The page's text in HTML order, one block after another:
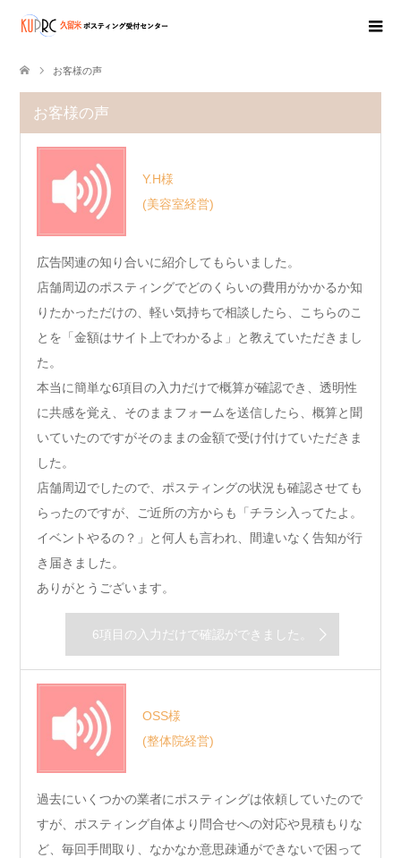
お客様の声
お客様の声
Y.H様
(美容室経営)
広告関連の知り合いに紹介してもらいました。
店舗周辺のポスティングでどのくらいの費用がかかるか知
りたかっただけの、軽い気持ちで相談したら、こちらのこ
とを「金額はサイト上でわかるよ」と教えていただきまし
た。
本当に簡単な6項目の入力だけで概算が確認でき、透明性
に共感を覚え、そのままフォームを送信したら、概算と聞
いていたのですがそのままの金額で受け付けていただきま
した。
店舗周辺でしたので、ポスティングの状況も確認させても
らったのですが、ご近所の方からも「チラシ入ってたよ。
イベントやるの？」と何人も言われ、間違いなく告知が行
き届きました。
ありがとうございます。
6項目の入力だけで確認ができました。
OSS様
(整体院経営)
過去にいくつかの業者にポスティングは依頼していたので
すが、ポスティング自体より問合せへの対応や見積もりな
ど、毎回手間取り、なかなか意思疎通ができないで困って